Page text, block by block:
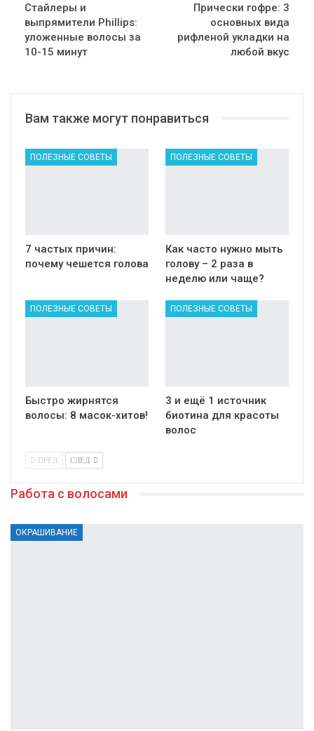
Стайлеры и
выпрямители Рhillips:
уложенные волосы за
10-15 минут
Прически гофре: 3
основных вида
рифленой укладки на
любой вкус
Вам также могут понравиться
ПОЛЕЗНЫЕ СОВЕТЫ
7 частых причин:
почему чешется голова
ПОЛЕЗНЫЕ СОВЕТЫ
Как часто нужно мыть
голову – 2 раза в
неделю или чаще?
ПОЛЕЗНЫЕ СОВЕТЫ
Быстро жирнятся
волосы: 8 масок-хитов!
ПОЛЕЗНЫЕ СОВЕТЫ
3 и ещё 1 источник
биотина для красоты
волос
ПРЕД СЛЕД
Работа с волосами
ОКРАШИВАНИЕ